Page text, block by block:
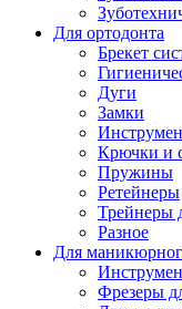
Для ортодонта
Брекет
Дуги
Замки
Крючки и
Пружины
Ретейнеры
Трейнеры
Разное
Для
Фрезеры